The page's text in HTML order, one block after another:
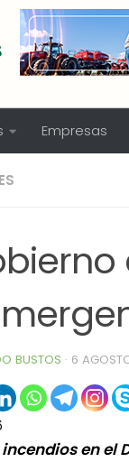
Empresas
BUSTOS · 6
incendios en el